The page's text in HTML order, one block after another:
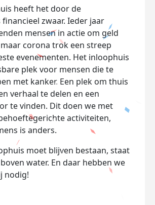
heeft het door de
zwaar. Ieder jaar
mensen in actie om geld
corona trok een streep
evenementen. Het inloophuis
plek voor mensen die te
met kanker. Een plek om thuis
verhaal te delen en een
te vinden. Dit doen we met
activiteiten,
is anders.
moet blijven bestaan, staat
water. En daar hebben we
nodig!